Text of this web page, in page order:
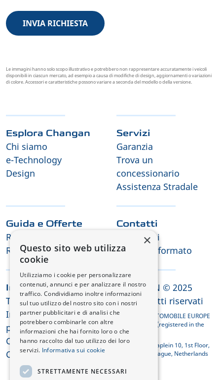
INVIA RICHIESTA
Le immagini hanno solo scopo illustrativo e potrebbero non rappresentare accuratamente i veicoli
disponibili in ciascun mercato, ad esempio a causa di modifiche di design, aggiornamenti o variazioni
di colore. Accessori e caratteristiche possono variare a seconda del modello o della versione.
Esplora Changan
Chi siamo
e-Technology
Design
Servizi
Garanzia
Trova un
concessionario
Assistenza Stradale
Guida e Offerte
Richiesta di Test Drive
Richiesta offerta
Contatti
Contattaci
Tienimi informato
Informazioni legali
Termini e condizioni
Informativa sulla
privacy
Cookie
Conformità REACH
CHANGAN © 2025
Tutti i diritti riservati
CHANGAN AUTOMOBILE EUROPE
HOLDING B.V. (registered in the
Netherlands)
Koningin Julianaplein 10, 1st Floor,
2595 AA The Hague, Netherlands
×
Questo sito web utilizza
cookie
Utilizziamo i cookie per personalizzare
contenuti, annunci e per analizzare il nostro
traffico. Condividiamo inoltre informazioni
sul tuo utilizzo del nostro sito con i nostri
partner pubblicitari e di analisi che
potrebbero combinarle con altre
informazioni che hai fornito loro o che
hanno raccolto dal tuo utilizzo dei loro
servizi. Informativa sui cookie
STRETTAMENTE NECESSARI